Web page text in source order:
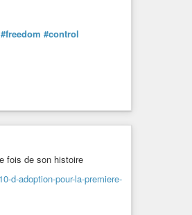
#freedom #control
fois de son histoire
d-adoption-pour-la-premiere-